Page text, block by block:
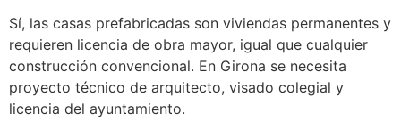
Sí, las casas prefabricadas son viviendas permanentes y
requieren licencia de obra mayor, igual que cualquier
construcción convencional. En Girona se necesita
proyecto técnico de arquitecto, visado colegial y
licencia del ayuntamiento.